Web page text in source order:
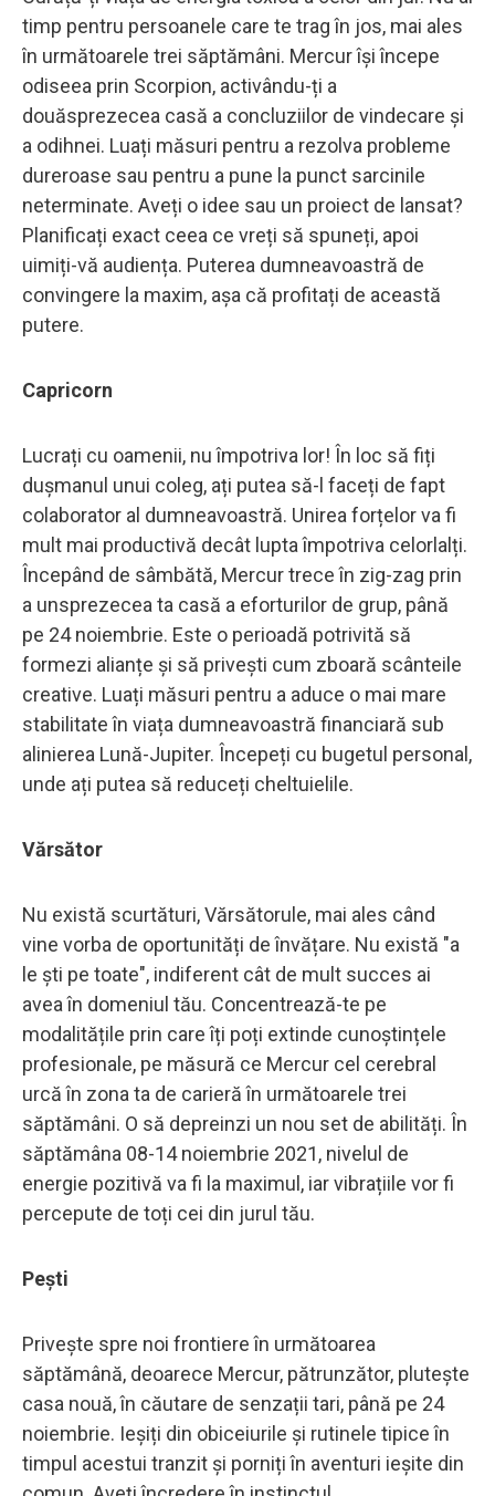
timp pentru persoanele care te trag în jos, mai ales
în următoarele trei săptămâni. Mercur își începe
odiseea prin Scorpion, activându-ți a
douăsprezecea casă a concluziilor de vindecare și
a odihnei. Luați măsuri pentru a rezolva probleme
dureroase sau pentru a pune la punct sarcinile
neterminate. Aveți o idee sau un proiect de lansat?
Planificați exact ceea ce vreți să spuneți, apoi
uimiți-vă audiența. Puterea dumneavoastră de
convingere la maxim, așa că profitați de această
putere.
Capricorn
Lucrați cu oamenii, nu împotriva lor! În loc să fiți
dușmanul unui coleg, ați putea să-l faceți de fapt
colaborator al dumneavoastră. Unirea forțelor va fi
mult mai productivă decât lupta împotriva celorlalți.
Începând de sâmbătă, Mercur trece în zig-zag prin
a unsprezecea ta casă a eforturilor de grup, până
pe 24 noiembrie. Este o perioadă potrivită să
formezi alianțe și să privești cum zboară scânteile
creative. Luați măsuri pentru a aduce o mai mare
stabilitate în viața dumneavoastră financiară sub
alinierea Lună-Jupiter. Începeți cu bugetul personal,
unde ați putea să reduceți cheltuielile.
Vărsător
Nu există scurtături, Vărsătorule, mai ales când
vine vorba de oportunități de învățare. Nu există "a
le ști pe toate", indiferent cât de mult succes ai
avea în domeniul tău. Concentrează-te pe
modalitățile prin care îți poți extinde cunoștințele
profesionale, pe măsură ce Mercur cel cerebral
urcă în zona ta de carieră în următoarele trei
săptămâni. O să depreinzi un nou set de abilități. În
săptămâna 08-14 noiembrie 2021, nivelul de
energie pozitivă va fi la maximul, iar vibrațiile vor fi
percepute de toți cei din jurul tău.
Pești
Privește spre noi frontiere în următoarea
săptămână, deoarece Mercur, pătrunzător, plutește
casa nouă, în căutare de senzații tari, până pe 24
noiembrie. Ieșiți din obiceiurile și rutinele tipice în
timpul acestui tranzit și porniți în aventuri ieșite din